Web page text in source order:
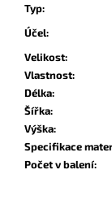
Typ:
Účel:
Velikost:
Vlastnost:
Délka:
Šířka:
Výška:
Specifikace
Počet v balení: